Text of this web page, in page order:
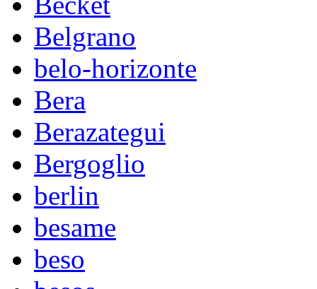
Belgrano
belo-horizonte
Bera
Berazategui
Bergoglio
berlin
besame
beso